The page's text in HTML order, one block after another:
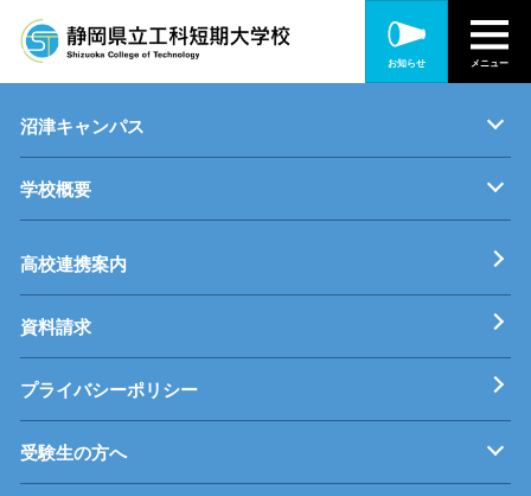
お知らせ メニュー
静岡キャンパス
キャンパス紹介
機械・制御技術科
電気技術科
建築設備科
沼津キャンパス
キャンパス紹介
機械・生産技術科
電子情報技術科
情報技術科
学校概要
基本理念
校長挨拶
すうじでみる静岡県立工科短期大学校
工科短大評価委員会
高校連携案内
資料請求
プライバシーポリシー
受験生の方へ